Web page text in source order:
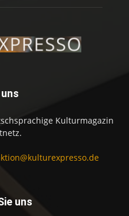
Kulturmagazin
uns